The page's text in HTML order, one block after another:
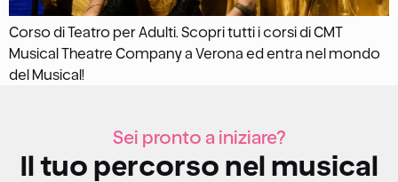
Corso di Teatro per Adulti. Scopri tutti i corsi di CMT
Musical Theatre Company a Verona ed entra nel mondo
del Musical!
Sei pronto a iniziare?
Il tuo percorso nel musical